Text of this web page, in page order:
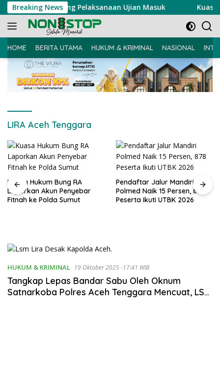
Langsung
ke
konten
Breaking News
Tinjau Langsung Pelaksanaan Ujian Masuk Kuasa
HOME BERITA UTAMA HUKUM & KRIMINAL NASIONAL
LIRA Aceh Tenggara
Kuasa Hukum Bung RA
Laporkan Akun Penyebar
Fitnah ke Polda Sumut
Pendaftar Jalur Mandiri
Polmed Naik 15 Persen, 878
Peserta Ikuti UTBK 2026
HUKUM & KRIMINAL 19 Oktober 2025 -17:41 WIB
Tangkap Lepas Bandar Sabu Oleh Oknum
Satnarkoba Polres Aceh Tenggara Mencuat, LSM